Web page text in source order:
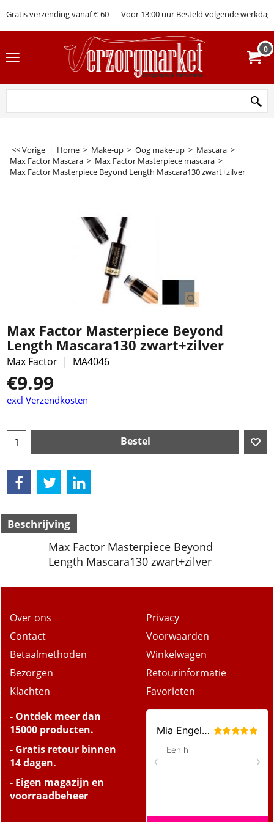
Gratis verzending vanaf € 60 Voor 13:00 uur Besteld volgende werkdag
0
<< Vorige | Home > Make-up > Oog make-up > Mascara >
Max Factor Mascara > Max Factor Masterpiece mascara >
Max Factor Masterpiece Beyond Length Mascara130 zwart+zilver
Max Factor Masterpiece Beyond
Length Mascara130 zwart+zilver
Max Factor MA4046
€9.99
excl Verzendkosten
Bestel
Beschrijving
Max Factor Masterpiece Beyond
Length Mascara130 zwart+zilver
Over ons
Contact
Betaalmethoden
Bezorgen
Klachten
Privacy
Voorwaarden
Winkelwagen
Retourinformatie
Favorieten
- Ontdek meer dan
15000 producten.
- Gratis retour binnen
14 dagen.
- Eigen magazijn en
voorraadbeheer